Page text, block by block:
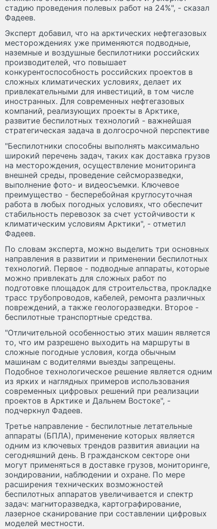
стадию проведения полевых работ на 24%", - сказал
Фадеев.
Эксперт добавил, что на арктических нефтегазовых
месторождениях уже применяются подводные,
наземные и воздушные беспилотники российских
производителей, что повышает
конкурентоспособность российских проектов в
сложных климатических условиях, делает их
привлекательными для инвестиций, в том числе
иностранных. Для современных нефтегазовых
компаний, реализующих проекты в Арктике,
развитие беспилотных технологий - важнейшая
стратегическая задача в долгосрочной перспективе
"Беспилотники способны выполнять максимально
широкий перечень задач, таких как доставка грузов
на месторождения, осуществление мониторинга
внешней среды, проведение сейсморазведки,
выполнение фото- и видеосъемки. Ключевое
преимущество - бесперебойная круглосуточная
работа в любых погодных условиях, что обеспечит
стабильность перевозок за счет устойчивости к
климатическим условиям Арктики", - отметил
Фадеев.
По словам эксперта, можно выделить три основных
направления в развитии и применении беспилотных
технологий. Первое - подводные аппараты, которые
можно привлекать для сложных работ по
подготовке площадок для строительства, прокладке
трасс трубопроводов, кабелей, ремонта различных
повреждений, а также геологоразведки. Второе -
беспилотные транспортные средства.
"Отличительной особенностью этих машин является
то, что им разрешено выходить на маршруты в
сложные погодные условия, когда обычным
машинам с водителями выезды запрещены.
Подобное технологическое решение является одним
из ярких и наглядных примеров использования
современных цифровых решений при реализации
проектов в Арктике и Дальнем Востоке", -
подчеркнул Фадеев.
Третье направление - беспилотные летательные
аппараты (БПЛА), применение которых является
одним из ключевых трендов развития авиации на
сегодняшний день. В гражданском секторе они
могут применяться в доставке грузов, мониторинге,
зондировании, наблюдении и охране. По мере
расширения технических возможностей
беспилотных аппаратов увеличивается и спектр
задач: магниторазведка, картографирование,
лазерное сканирование при составлении цифровых
моделей местности.